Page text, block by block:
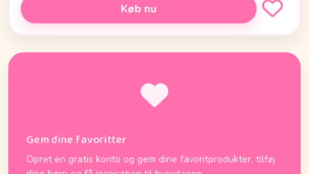
Køb nu
Gem dine favoritter
Opret en gratis konto og gem dine favoritprodukter, tilføj